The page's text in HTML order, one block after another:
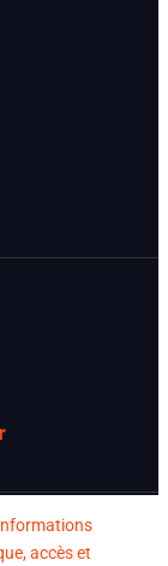
accès et